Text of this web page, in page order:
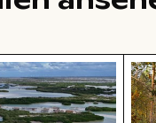
Umgebung
in Chuburná